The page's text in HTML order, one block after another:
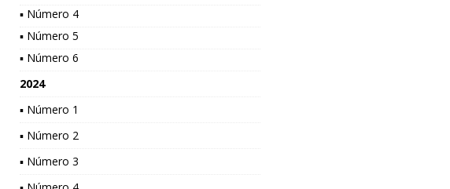
▪ Número 4
▪ Número 5
▪ Número 6
2024
▪ Número 1
▪ Número 2
▪ Número 3